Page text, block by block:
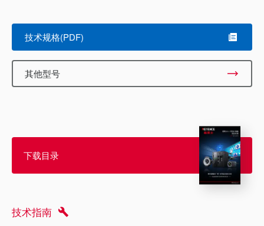
技术规格(PDF)
其他型号
下载目录
技术指南